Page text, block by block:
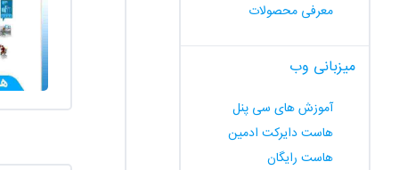
معرفی محصولات
میزبانی وب
آموزش های سی پنل
هاست دایرکت ادمین
هاست رایگان